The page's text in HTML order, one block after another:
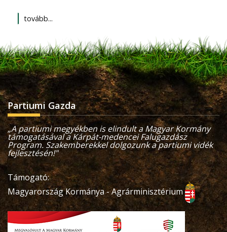
tovább...
Partiumi Gazda
„A partiumi megyékben is elindult a Magyar Kormány
támogatásával a Kárpát-medencei Falugazdász
Program. Szakemberekkel dolgozunk a partiumi vidék
fejlesztésén!"
Támogató:
Magyarország Kormánya - Agrárminisztérium